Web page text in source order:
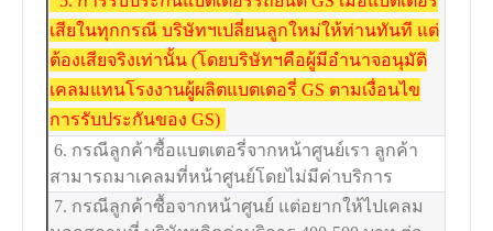
เสียในทุกกรณี บริษัทฯเปลี่ยนลูกใหม่ให้ท่านทันที แต่
ต้องเสียจริงเท่านั้น (โดยบริษัทฯคือผู้มีอำนาจอนุมัติ
เคลมแทนโรงงานผู้ผลิตแบตเตอรี่ GS ตามเงื่อนไข
การรับประกันของ GS)
6. กรณีลูกค้าซื้อแบตเตอรี่จากหน้าศูนย์เรา ลูกค้า
สามารถมาเคลมที่หน้าศูนย์โดยไม่มีค่าบริการ
7. กรณีลูกค้าซื้อจากหน้าศูนย์ แต่อยากให้ไปเคลม